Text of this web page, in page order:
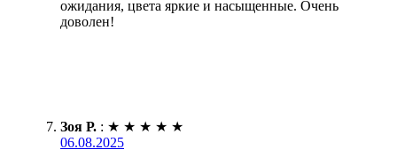
ожидания, цвета яркие и насыщенные. Очень
доволен!
Зоя Р. : ★ ★ ★ ★ ★
06.08.2025